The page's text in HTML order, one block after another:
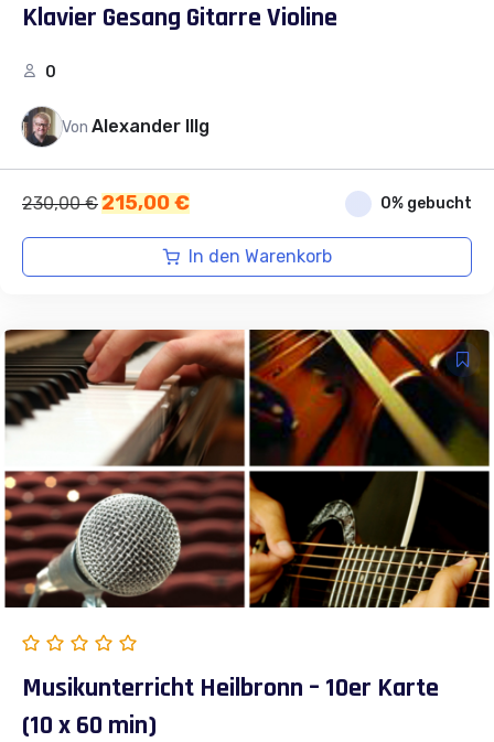
Klavier Gesang Gitarre Violine
0
Von Alexander Illg
230,00€Ursprünglicher
230,00 €
215,00€Aktueller
ist:
215,00 €.
0% gebucht
In den Warenkorb
Musikunterricht Heilbronn – 10er Karte
(10 x 60 min)